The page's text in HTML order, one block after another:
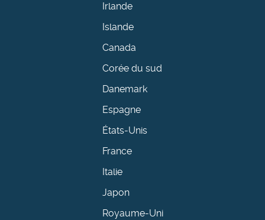
Irlande
Islande
Canada
Corée du sud
Danemark
Espagne
États-Unis
France
Italie
Japon
Royaume-Uni